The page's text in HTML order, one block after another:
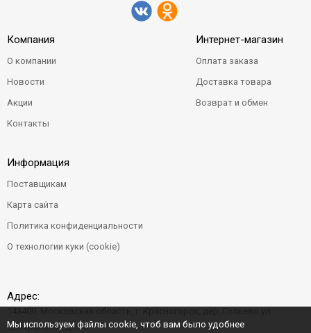
Компания
О компании
Новости
Акции
Контакты
Интернет-магазин
Оплата заказа
Доставка товара
Возврат и обмен
Информация
Поставщикам
Карта сайта
Политика конфиденциальности
О технологии куки (cookie)
Адрес:
Центральная д. 6"Б"
Мы используем файлы cookie, чтоб вам было удобнее